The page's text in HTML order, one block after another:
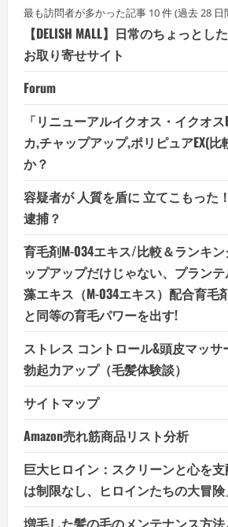
最も訪問者が多かった記事 10 件 (過去 28 日
【DELISH MALL】日常のちょっと
お取り寄せサイト
Forum
「リニューアルイクオス・イクオ
カ,チャップアップ,ポリピュアEX(
か？
容疑者が 人質を盾に 立てこもった
逮捕？
育毛剤M-034エキス/比較＆ランキ
ップアップだけじゃない、プラン
藻エキス（M-034エキス）配合育毛
と同等の育毛パワーを出す!
ストレス コントロール&頭皮マッサ
勃起力アップ（毛髪体験談）
サイトマップ
Amazon売れ筋商品リスト分析
巨大ヒロイン：スクリーンと心を
は制限なし、ヒロインたちの大冒険
増毛した髪の毛のメンテナンス方